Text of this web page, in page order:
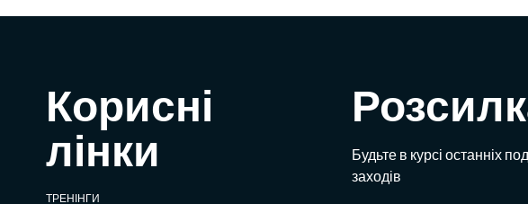
Корисні
лінки
ТРЕНІНГИ
Будьте в курсі останніх
заходів